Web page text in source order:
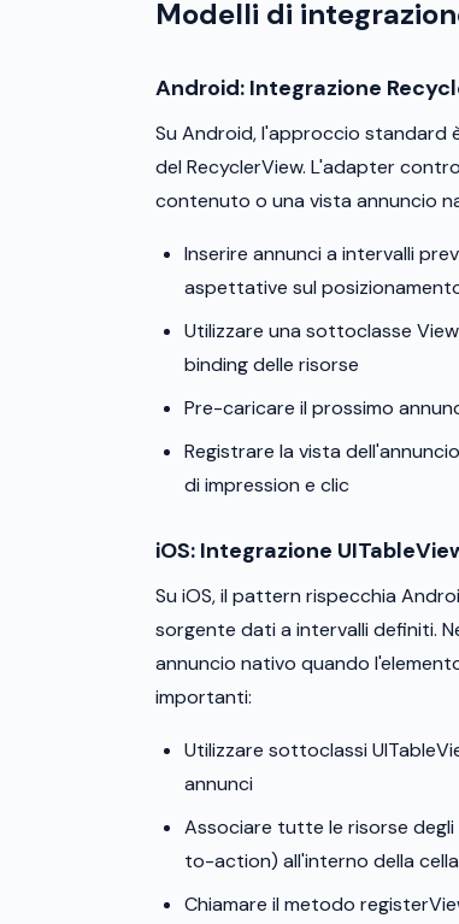
Modelli di
Android: Integrazione
Su Android, l'approccio standard
del RecyclerView. L'adapter
contenuto o una vista annuncio
Inserire annunci a intervalli
aspettative sul
Utilizzare una sottoclasse
binding delle risorse
Pre-caricare il prossimo
Registrare la vista
di impression e clic
iOS: Integrazione
Su iOS, il pattern rispecchia
sorgente dati a intervalli definiti.
annuncio nativo quando
importanti:
Utilizzare sottoclassi
annunci
Associare tutte le risorse
to-action) all'interno della cella
Chiamare il metodo